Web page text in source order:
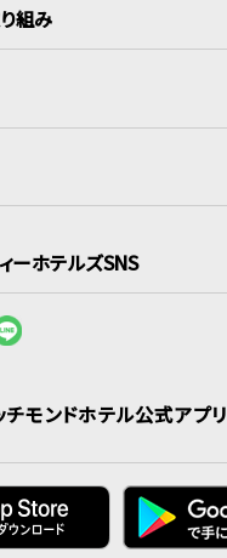
組み
ーホテルズSNS
チモンドホテル公式アプリ